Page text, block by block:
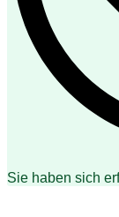
Sie haben sich